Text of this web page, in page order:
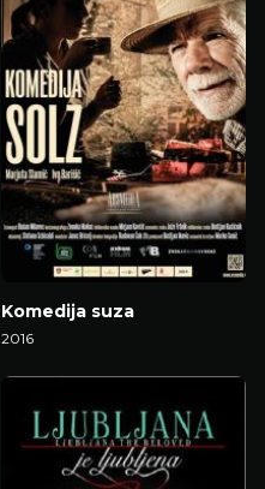
Komedija suza
2016